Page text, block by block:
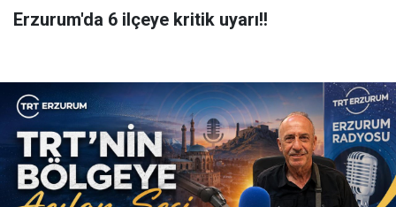
Erzurum'da 6 ilçeye kritik uyarı!!